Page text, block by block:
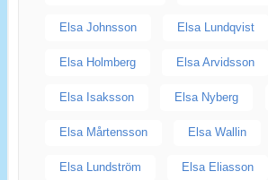
Elsa Johnsson Elsa Lundqvist
Elsa Holmberg Elsa Arvidsson
Elsa Isaksson Elsa Nyberg
Elsa Mårtensson Elsa Wallin
Elsa Lundström Elsa Eliasson